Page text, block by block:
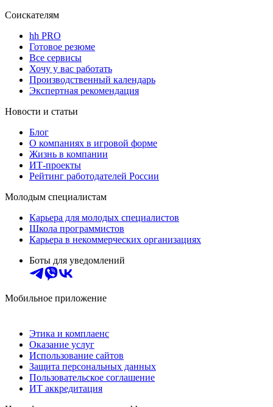
Соискателям
hh PRO
Готовое резюме
Все сервисы
Хочу у вас работать
Производственный календарь
Экспертная рекомендация
Новости и статьи
Блог
О компаниях в игровой форме
Жизнь в компании
ИТ-проекты
Рейтинг работодателей России
Молодым специалистам
Карьера для молодых специалистов
Школа программистов
Карьера в некоммерческих организациях
Боты для уведомлений
Мобильное приложение
Этика и комплаенс
Оказание услуг
Использование сайтов
Защита персональных данных
Пользовательское соглашение
ИТ аккредитация